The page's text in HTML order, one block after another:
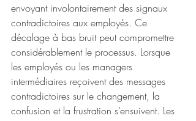
envoyant involontairement des signaux
contradictoires aux employés. Ce
décalage à bas bruit peut compromettre
considérablement le processus. Lorsque
les employés ou les managers
intermédiaires reçoivent des messages
contradictoires sur le changement, la
confusion et la frustration s’ensuivent. Les